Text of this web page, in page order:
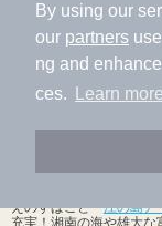
By using our
our partners
ng and
ces.
Learn more
「温泉デート」がカ
カップル向けの温泉は
たリラクゼーションス
デートの名所・横浜み
では、素敵な浴
とができます。屋上足
えのすぱこと「江の島ア
充実！湘南の海や雄大な